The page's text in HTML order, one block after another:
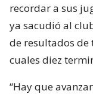
recordar a sus
ya sacudió al
de resultados de
cuales diez
“Hay que